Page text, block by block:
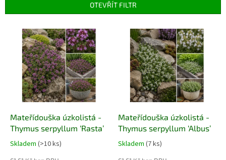
r
OTEVŘÍT FILTR
Mateřídouška úzkolistá -
Thymus serpyllum ‘Rasta’
Skladem (>10 ks)
Mateřídouška úzkolistá -
Thymus serpyllum ‘Albus’
Skladem (7 ks)